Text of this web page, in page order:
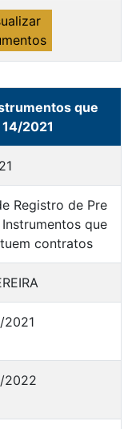
que
2021
Registro de Pre
que
contratos
2022